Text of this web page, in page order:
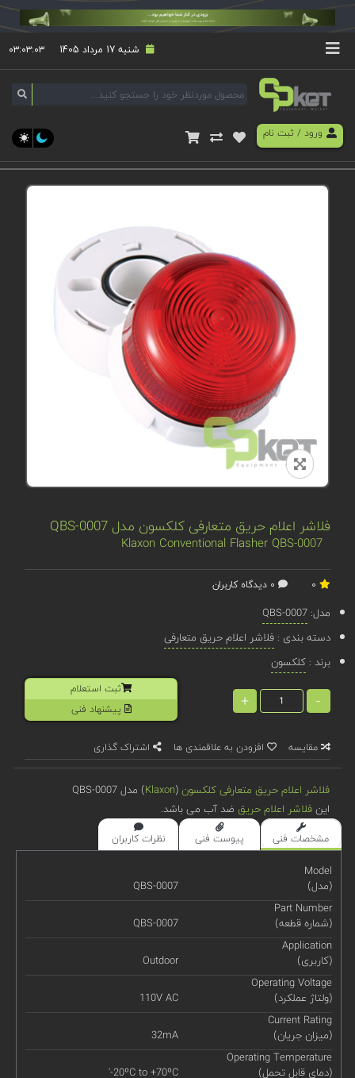
شنبه 17 مرداد 1405 ۰۳:۰۳:۰۳
ورود/ ثبت نام
فلاشر اعلام حریق متعارفی کلکسون مدل QBS-0007
Klaxon Conventional Flasher QBS-0007
مدل:QBS-0007
دسته بندی :فلاشر اعلام حریق متعارفی
برند :کلکسون
-
+
ثبت استعلام
پیشنهاد فنی
مقایسه افزودن به علاقمندی ها اشتراک گذاری
فلاشر اعلام حریق متعارفی کلکسون(
Klaxon) مدل QBS-0007
اینفلاشر اعلام حریق ضد آب می باشد.
مشخصات فنی پیوست فنی نظرات کاربران
Model
(مدل)
QBS-0007
Part Number
(شماره قطعه)
QBS-0007
Application
(کاربری)
Outdoor
Operating Voltage
(ولتاژ عملکرد)
110V AC
Current Rating
(میزان جریان)
32mA
Operating Temperature
(دمای قابل تحمل)
'-20ºC to +70ºC